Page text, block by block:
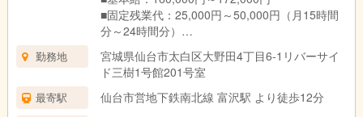
■固定残業代：25,000円～50,000円（月15時間
分～24時間分）
■諸手当：65,000円～107,000円
＜試用期間中＞
月給：235,000円
勤務地
宮城県仙台市太白区大野田4丁目6-1リバーサイ
ド三樹1号館201号室
最寄駅 仙台市営地下鉄南北線 富沢駅 より徒歩12分